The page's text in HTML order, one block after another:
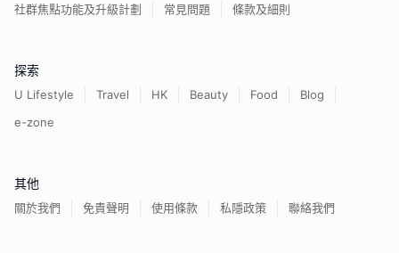
社群焦點功能及升級計劃
常見問題 條款及細則
探索
U Lifestyle Travel HK Beauty Food
Blog
e-zone
其他
關於我們 免責聲明 使用條款 私隱政策 聯絡我們